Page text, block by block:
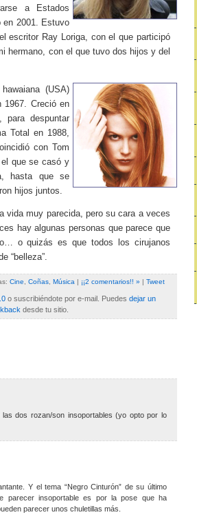
a Estados
en 2001. Estuvo
escritor Ray Loriga, con el que participó
hermano, con el que tuvo dos hijos y del
(USA)
1967. Creció en
para despuntar
Total en 1988,
con Tom
que se casó y
hasta que se
hijos juntos.
vida muy parecida, pero su cara a veces
hay algunas personas que parece que
o quizás es que todos los cirujanos
“belleza”.
Cine Coñas Música | ¡¡2 comentarios!! » | Tweet
o suscribiéndote por e-mail. Puedes dejar un
desde tu sitio.
dos rozan/son insoportables (yo opto por lo
Y el tema “Negro Cinturón” de su último
parecer insoportable es por la pose que ha
parecer unos chuletillas más.